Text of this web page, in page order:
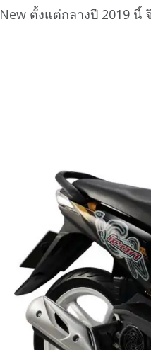
New ตั้งแต่กลางปี 2019 นี้